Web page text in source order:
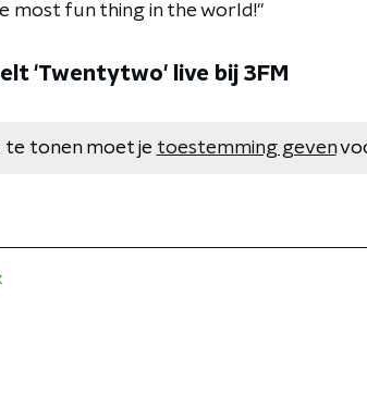
most fun thing in the world!"
'Twentytwo' live bij 3FM
te tonen moet je toestemming geven